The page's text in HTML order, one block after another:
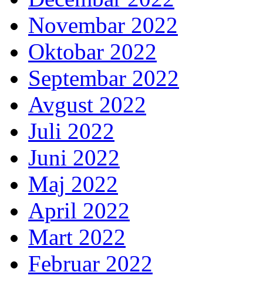
Novembar 2022
Oktobar 2022
Septembar 2022
Avgust 2022
Juli 2022
Juni 2022
Maj 2022
April 2022
Mart 2022
Februar 2022